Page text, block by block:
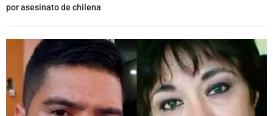
por asesinato de chilena